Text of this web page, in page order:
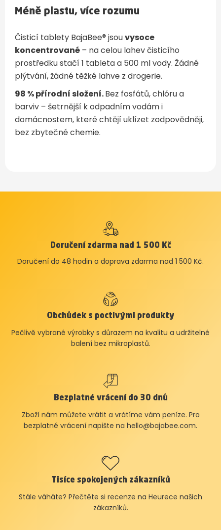
Méně plastu, více rozumu
Čisticí tablety BajaBee® jsouvysoce
koncentrované – na celou lahev čisticího
prostředku stačí 1 tableta a 500 ml vody. Žádné
plýtvání, žádné těžké lahve z drogerie.
98 % přírodní složení.Bez fosfátů, chlóru a
barviv – šetrnější k odpadním vodám i
domácnostem, které chtějí uklízet zodpovědněji,
bez zbytečné chemie.
Doručení zdarma nad 1 500 Kč
Doručení do 48 hodin a doprava zdarma nad 1 500 Kč.
Obchůdek s poctivými produkty
Pečlivě vybrané výrobky s důrazem na kvalitu a udržitelné
balení bez mikroplastů.
Bezplatné vrácení do 30 dnů
Zboží nám můžete vrátit a vrátíme vám peníze. Pro
bezplatné vrácení napište na hello@bajabee.com.
Tisíce spokojených zákazníků
Stále váháte? Přečtěte si recenze na Heurece našich
zákazníků.